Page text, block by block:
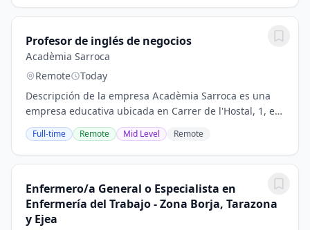
Profesor de inglés de negocios
Acadèmia Sarroca
Remote
Today
Descripción de la empresa Acadèmia Sarroca es una
empresa educativa ubicada en Carrer de l'Hostal, 1, en
Móra d'Ebre (Tarragona). Nos dedicamos a la
enseñanza de idiomas y formación complementaria,...
Full-time Remote Mid Level Remote
Enfermero/a General o Especialista en
Enfermería del Trabajo - Zona Borja, Tarazona
y Ejea